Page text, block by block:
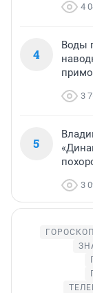
4
4
Воды
3
5
3
ГОРОСКОП